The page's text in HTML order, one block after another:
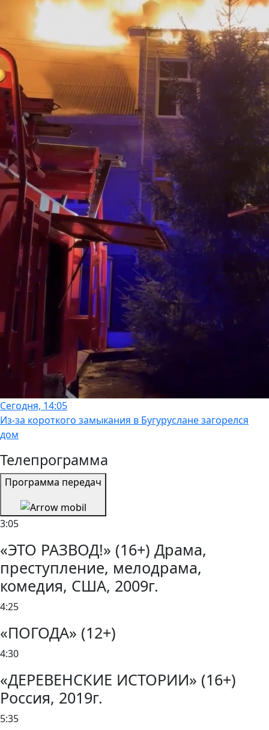
Сегодня, 14:05
Из-за короткого замыкания в Бугуруслане загорелся
дом
Телепрограмма
Программа передач
3:05
«ЭТО РАЗВОД!» (16+) Драма,
преступление, мелодрама,
комедия, США, 2009г.
4:25
«ПОГОДА» (12+)
4:30
«ДЕРЕВЕНСКИЕ ИСТОРИИ» (16+)
Россия, 2019г.
5:35